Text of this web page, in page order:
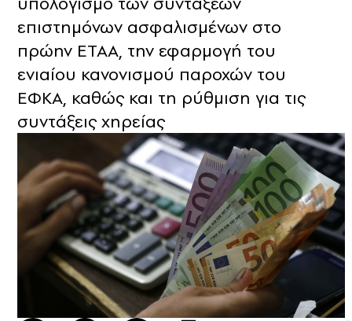
επιστημόνων ασφαλισμένων στο
πρώην ΕΤΑΑ, την εφαρμογή του
ενιαίου κανονισμού παροχών του
ΕΦΚΑ, καθώς και τη ρύθμιση για τις
συντάξεις χηρείας